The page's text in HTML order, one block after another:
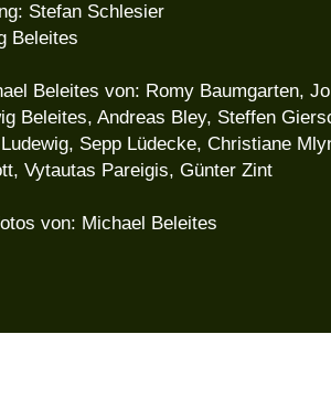
Stefan Schlesier
Beleites
Beleites von: Romy Baumgarten,
Beleites, Andreas Bley, Steffen
Sepp Lüdecke, Christiane
Vytautas Pareigis, Günter Zint
von: Michael Beleites